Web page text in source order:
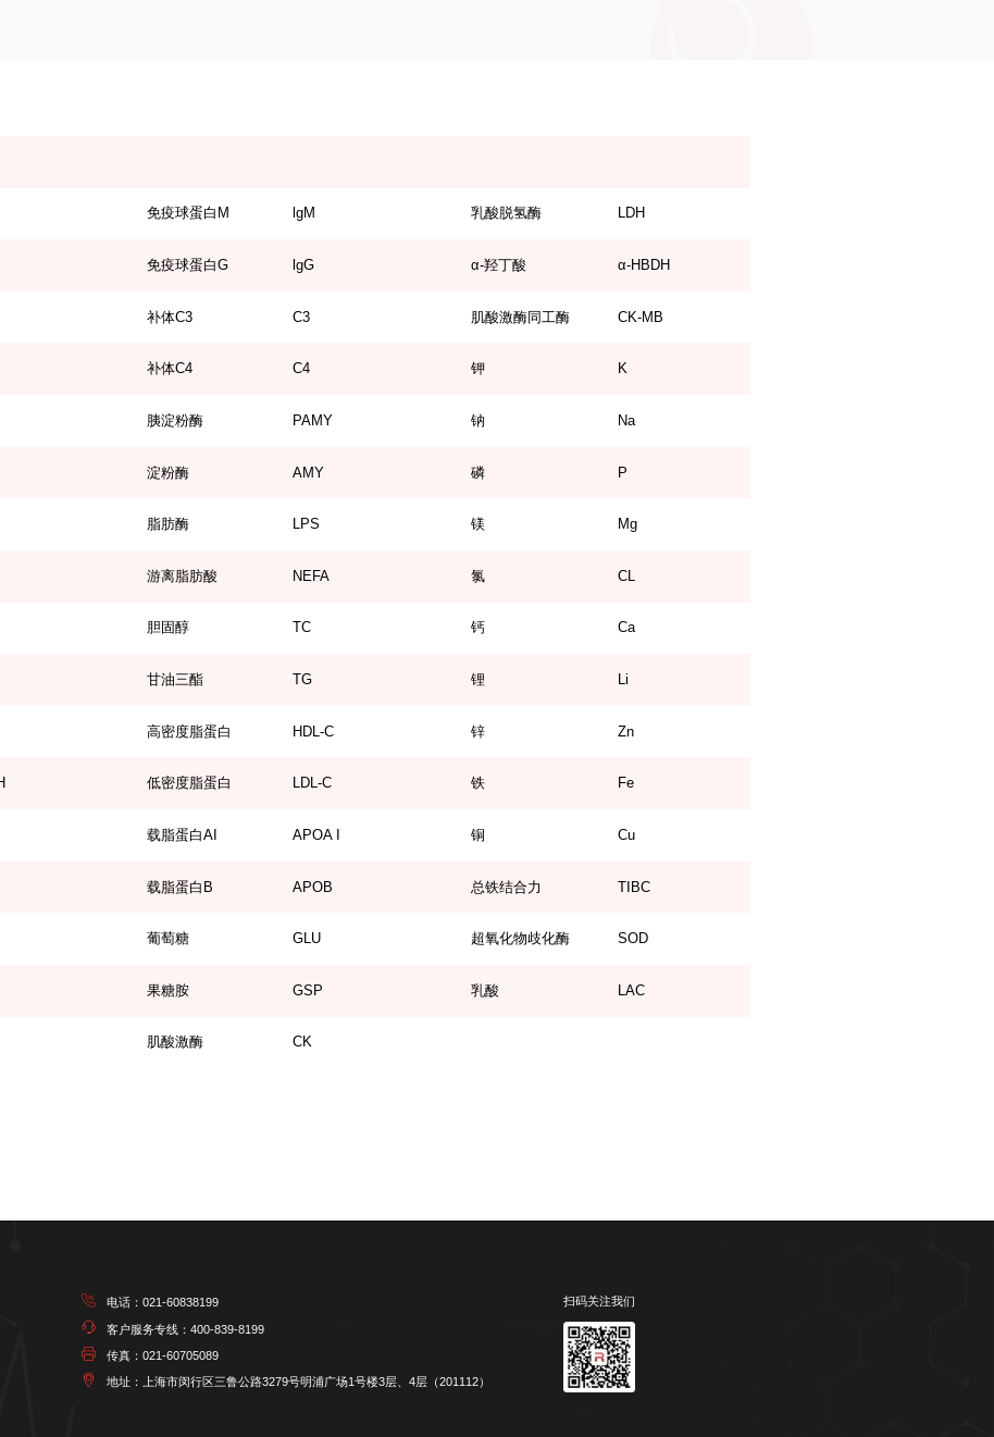
免疫球蛋白M lgM 乳酸脱氢酶 LDH
免疫球蛋白G lgG α-羟丁酸 α-HBDH
补体C3 C3 肌酸激酶同工酶 CK-MB
补体C4 C4 钾 K
胰淀粉酶 PAMY 钠 Na
淀粉酶 AMY 磷 P
脂肪酶 LPS 镁 Mg
游离脂肪酸 NEFA 氯 CL
胆固醇 TC 钙 Ca
甘油三酯 TG 锂 Li
高密度脂蛋白 HDL-C 锌 Zn
低密度脂蛋白 LDL-C 铁 Fe
载脂蛋白AI APOA I 铜 Cu
载脂蛋白B APOB 总铁结合力 TIBC
葡萄糖 GLU 超氧化物歧化酶 SOD
果糖胺 GSP 乳酸 LAC
肌酸激酶 CK
电话：021-60838199
客户服务专线：400-839-8199
传真：021-60705089
地址：上海市闵行区三鲁公路3279号明浦广场1号楼3层、4层（201112）
扫码关注我们